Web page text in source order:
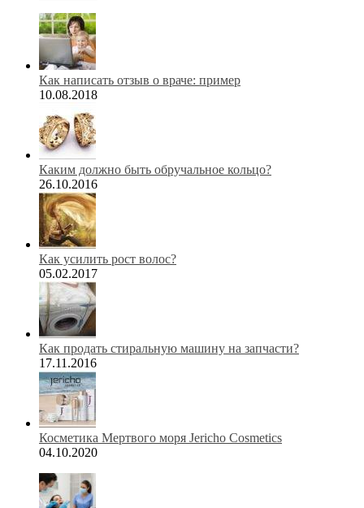
Как написать отзыв о враче: пример
10.08.2018
Каким должно быть обручальное кольцо?
26.10.2016
Как усилить рост волос?
05.02.2017
Как продать стиральную машину на запчасти?
17.11.2016
Косметика Мертвого моря Jericho Cosmetics
04.10.2020